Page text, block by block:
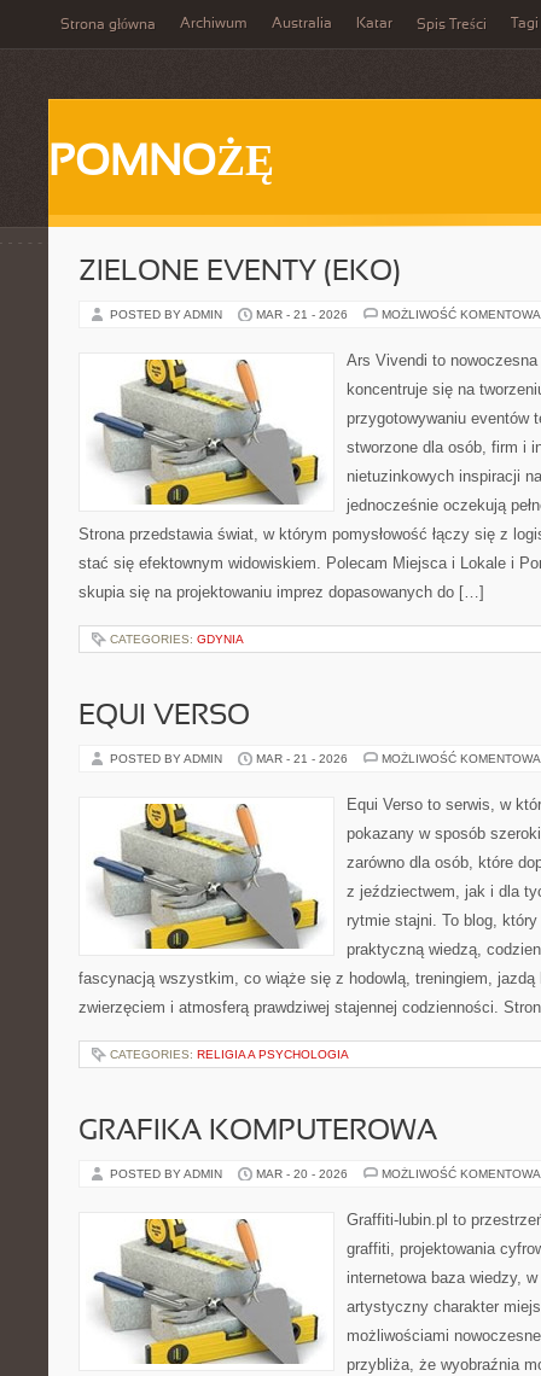
Strona główna Archiwum Australia Katar Spis Treści Tagi
POMNOŻĘ
ZIELONE EVENTY (EKO)
POSTED BY ADMIN MAR - 21 - 2026 MOŻLIWOŚĆ
Ars Vivendi to
koncentruje się na
przygotowywaniu eventów
stworzone dla osób, firm i
nietuzinkowych inspiracji
jednocześnie oczekują
Strona przedstawia świat, w którym pomysłowość łączy się z
stać się efektownym widowiskiem. Polecam Miejsca i Lokale i
skupia się na projektowaniu imprez dopasowanych do […]
CATEGORIES: GDYNIA
EQUI VERSO
POSTED BY ADMIN MAR - 21 - 2026 MOŻLIWOŚĆ
Equi Verso to serwis, w
pokazany w sposób
zarówno dla osób, które
z jeździectwem, jak i dla
rytmie stajni. To blog,
praktyczną wiedzą,
fascynacją wszystkim, co wiąże się z hodowlą, treningiem, jazdą
zwierzęciem i atmosferą prawdziwej stajennej codzienności.
CATEGORIES: RELIGIA A PSYCHOLOGIA
GRAFIKA KOMPUTEROWA
POSTED BY ADMIN MAR - 20 - 2026 MOŻLIWOŚĆ
Graffiti-lubin.pl to
graffiti, projektowania
internetowa baza wiedzy,
artystyczny charakter
możliwościami
przybliża, że wyobraźnia